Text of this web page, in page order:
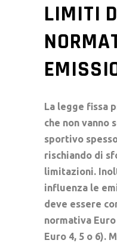
LIMITI
La legge fissa
che non vanno
sportivo
rischiando di
limitazioni.
influenza le
deve essere
normativa
Euro 4, 5 o 6).